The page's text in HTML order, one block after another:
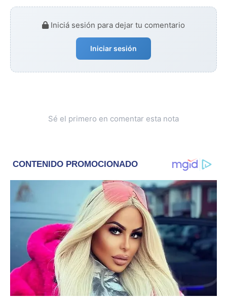
Iniciá sesión para dejar tu comentario
Iniciar sesión
Sé el primero en comentar esta nota